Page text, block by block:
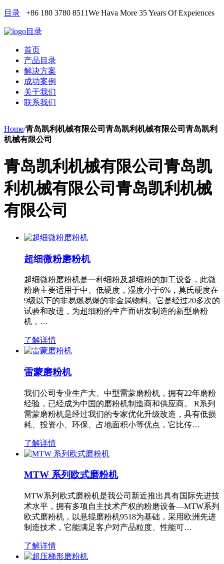
目录 +86 180 3780 8511We Hava More 35 Years Of Expeiences
目录
首页
产品目录
解决方案
成功案例
关于我们
联系我们
Home/青岛凯利机械有限公司青岛凯利机械有限公司青岛凯利
机械有限公司
青岛凯利机械有限公司青岛凯
利机械有限公司青岛凯利机械
有限公司
超细微粉磨粉机
超细微粉磨粉机是一种细粉及超细粉的加工设备，此微
粉磨主要适用于中、低硬度，湿度小于6%，莫氏硬度在
9级以下的非易燃易爆的非金属物料。它是经过20多次的
试验和改进，为超细粉的生产而研发制造的新型磨粉
机，…
了解详情
雷蒙磨粉机
我们公司专业生产大、中型雷蒙磨粉机，拥有22年磨粉
经验，已经成为中国的磨粉机制造商和供应商。 R系列
雷蒙磨粉机是经过我们的专家优化升级改造，具有低损
耗、投资小、环保、占地面积小等优点，它比传…
了解详情
MTW 系列欧式磨粉机
MTW系列欧式磨粉机是我公司新近推出具有国际先进技
术水平，拥有多项自主技术产权的粉磨设备—MTW系列
欧式磨粉机，以悬辊磨粉机9518为基础，采用欧洲先进
制造技术，它能满足客户对产品粒度、性能可…
了解详情